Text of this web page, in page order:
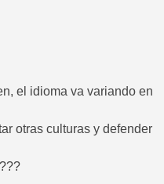
el idioma va variando en
otras culturas y defender